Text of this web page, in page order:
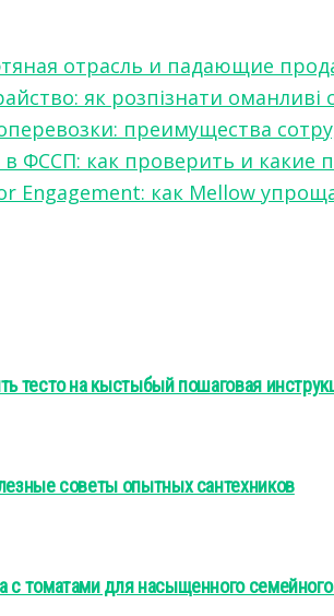
отрасль и падающие
як розпізнати оманливі
преимущества
ФССП: как проверить и какие
Engagement: как Mellow
тесто на кыстыбый пошаговая
советы опытных сантехников
с томатами для насыщенного